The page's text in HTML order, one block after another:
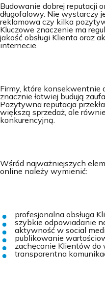
Budowanie dobrej reputacji
długofalowy. Nie wystarczy
reklamowa czy kilka
Kluczowe znaczenie ma
jakość obsługi Klienta oraz
internecie.
Firmy, które konsekwentnie
znacznie łatwiej budują
Pozytywna reputacja
większą sprzedaż, ale
konkurencyjną.
Wśród najważniejszych
online należy wymienić:
profesjonalna obsługa
szybkie odpowiadanie
aktywność w social
publikowanie
zachęcanie Klientów
transparentna